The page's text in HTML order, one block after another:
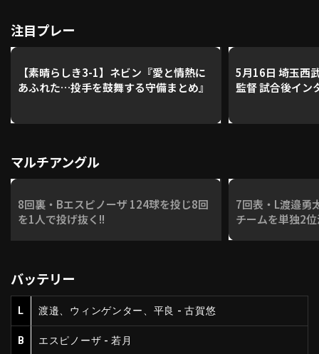
注目プレー
【素晴らしき3-1】ネビン『愛と情熱に
あふれた…投手を鼓舞する守備まとめ』
5月16日 埼玉西
監督 試合後イン
マルチアングル
8回裏・Bエスピノーザ 124球を投じ8回
を1人で投げ抜く!!
7回表・L渡邉勇
チームを単独2
バッテリー
L 渡邉、ウィンゲンター、平良 - 古賀悠
B エスピノーザ - 若月